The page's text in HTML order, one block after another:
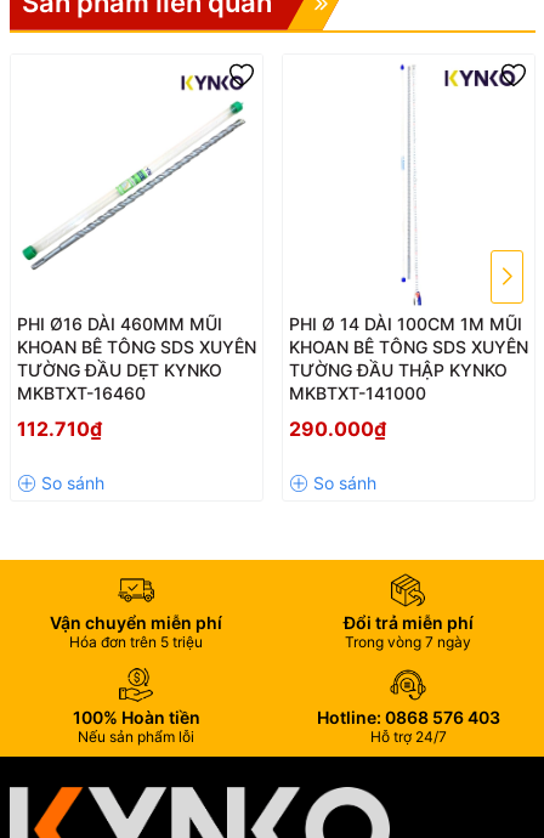
Hãng KYNKO đã chế tạo sản phẩm đạt được chất lượng cao, đảm
bảo hoạt động ổn định và tuổi thọ lâu dài. Mũi khoan Kynko có rất
nhiều loại đường kính, chiều dài, kiểu rãnh thoát phôi, đầu mũi
khoan.
Các thông số chính:
Đường kính: 12mm
Kiểu mũi: 4 cạnh
Đóng gói: ống nhựa kín.
PHI Ø16 DÀI 460MM MŨI
KHOAN BÊ TÔNG SDS XUYÊN
TƯỜNG ĐẦU DẸT KYNKO
MKBTXT-16460
112.710₫
PHI Ø 14 DÀI 100CM 1M MŨI
KHOAN BÊ TÔNG SDS XUYÊN
TƯỜNG ĐẦU THẬP KYNKO
MKBTXT-141000
290.000₫
Vận chuyển miễn phí
Hóa đơn trên 5 triệu
Đổi trả miễn phí
Trong vòng 7 ngày
100% Hoàn tiền
Nếu sản phẩm lỗi
Hotline: 0868 576 403
Hỗ trợ 24/7